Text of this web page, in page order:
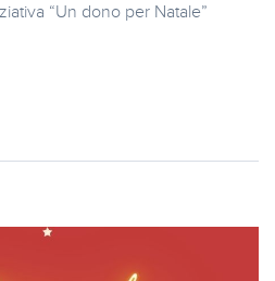
“Un dono per Natale”